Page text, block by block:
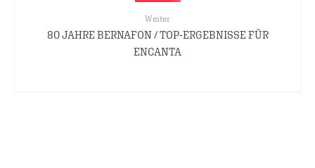
Weiter
80 JAHRE BERNAFON / TOP-ERGEBNISSE FÜR
ENCANTA